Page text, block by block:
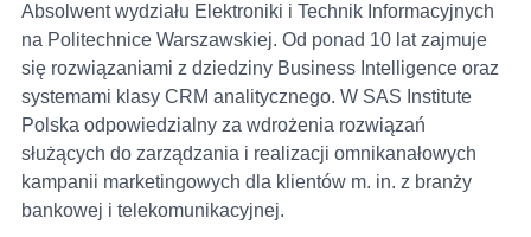
Absolwent wydziału Elektroniki i Technik Informacyjnych
na Politechnice Warszawskiej. Od ponad 10 lat zajmuje
się rozwiązaniami z dziedziny Business Intelligence oraz
systemami klasy CRM analitycznego. W SAS Institute
Polska odpowiedzialny za wdrożenia rozwiązań
służących do zarządzania i realizacji omnikanałowych
kampanii marketingowych dla klientów m. in. z branży
bankowej i telekomunikacyjnej.